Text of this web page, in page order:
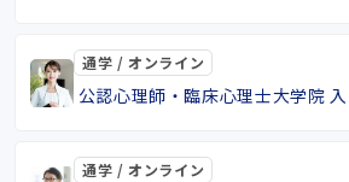
通学 / オンライン
公認心理師・臨床心理士大学院
通学 / オンライン